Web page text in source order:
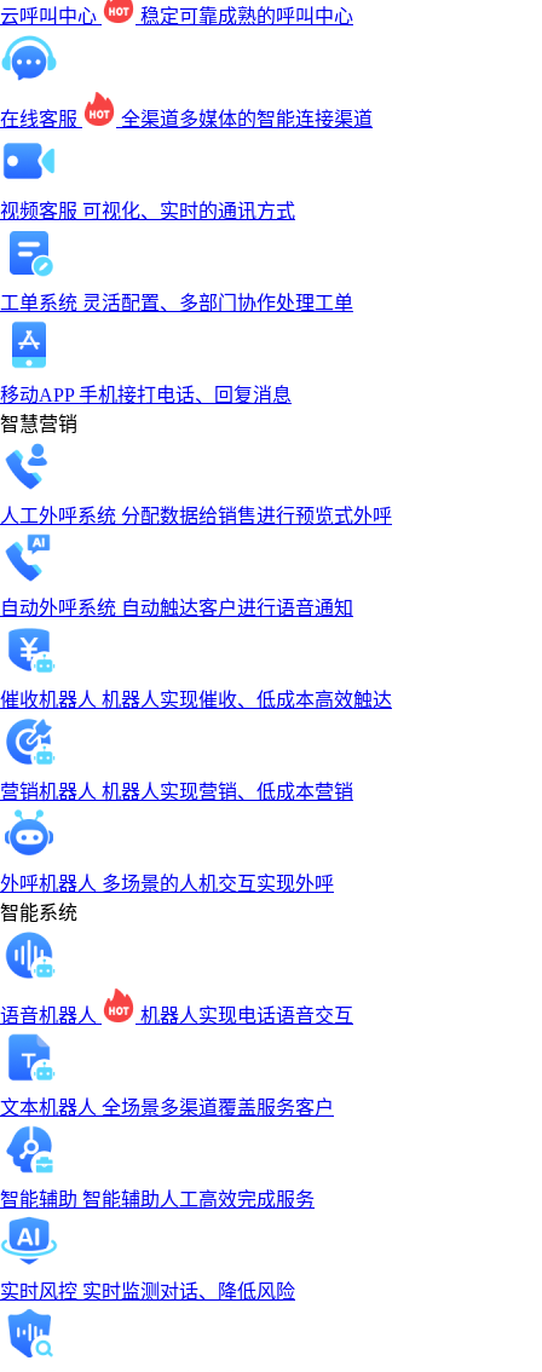
云呼叫中心 稳定可靠成熟的呼叫中心
在线客服 全渠道多媒体的智能连接渠道
视频客服 可视化、实时的通讯方式
工单系统 灵活配置、多部门协作处理工单
移动APP手机接打电话、回复消息
智慧营销
人工外呼系统 分配数据给销售进行预览式外呼
自动外呼系统 自动触达客户进行语音通知
催收机器人 机器人实现催收、低成本高效触达
营销机器人 机器人实现营销、低成本营销
外呼机器人 多场景的人机交互实现外呼
智能系统
语音机器人 机器人实现电话语音交互
文本机器人 全场景多渠道覆盖服务客户
智能辅助 智能辅助人工高效完成服务
实时风控 实时监测对话、降低风险